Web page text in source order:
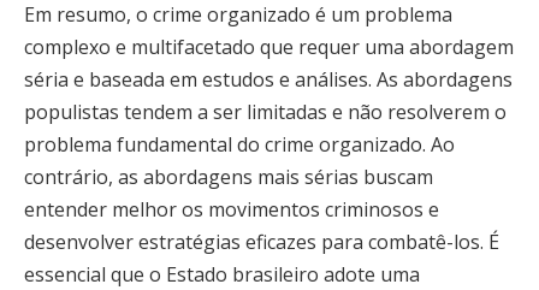
Em resumo, o crime organizado é um problema
complexo e multifacetado que requer uma abordagem
séria e baseada em estudos e análises. As abordagens
populistas tendem a ser limitadas e não resolverem o
problema fundamental do crime organizado. Ao
contrário, as abordagens mais sérias buscam
entender melhor os movimentos criminosos e
desenvolver estratégias eficazes para combatê-los. É
essencial que o Estado brasileiro adote uma